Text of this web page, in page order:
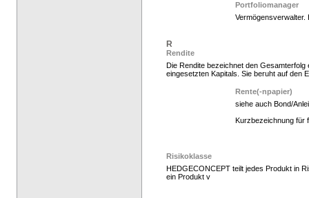
Portfoliomanager
R
Rendite
Die Rendite bezeichnet den
eingesetzten Kapitals. Sie beruht auf den
Rente(-npapier)
siehe auch Bond/
Kurzbezeichnung für
Risikoklasse
HEDGECONCEPT teilt jedes Produkt in
ein Produkt v